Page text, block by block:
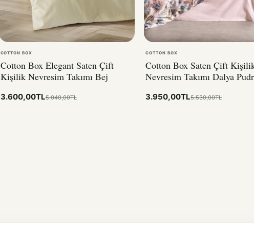
COTTON BOX
Cotton Box Elegant Saten Çift
Kişilik Nevresim Takımı Bej
3.600,00TL5.040,00TL
COTTON BOX
Cotton Box Saten Çift
Nevresim Takımı Dalya
3.950,00TL5.530,00TL